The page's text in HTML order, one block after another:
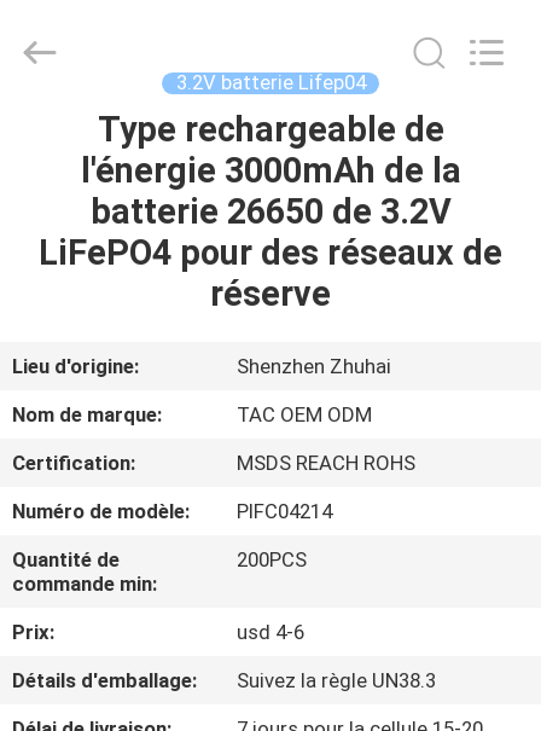
MAISON
PRODUITS
AU
SUJET
NOUS
VISITE
D'USINE
CONTRÔLE
DE
New
Energy
3.2V batterie Lifep04
Type rechargeable de
l'énergie 3000mAh de la
batterie 26650 de 3.2V
LiFePO4 pour des réseaux de
réserve
Lieu d'origine:
Shenzhen Zhuhai
Nom de marque:
TAC OEM ODM
Certification:
MSDS REACH ROHS
Numéro de modèle:
PIFC04214
Quantité de
commande min:
200PCS
Prix:
usd 4-6
Détails d'emballage:
Suivez la règle UN38.3